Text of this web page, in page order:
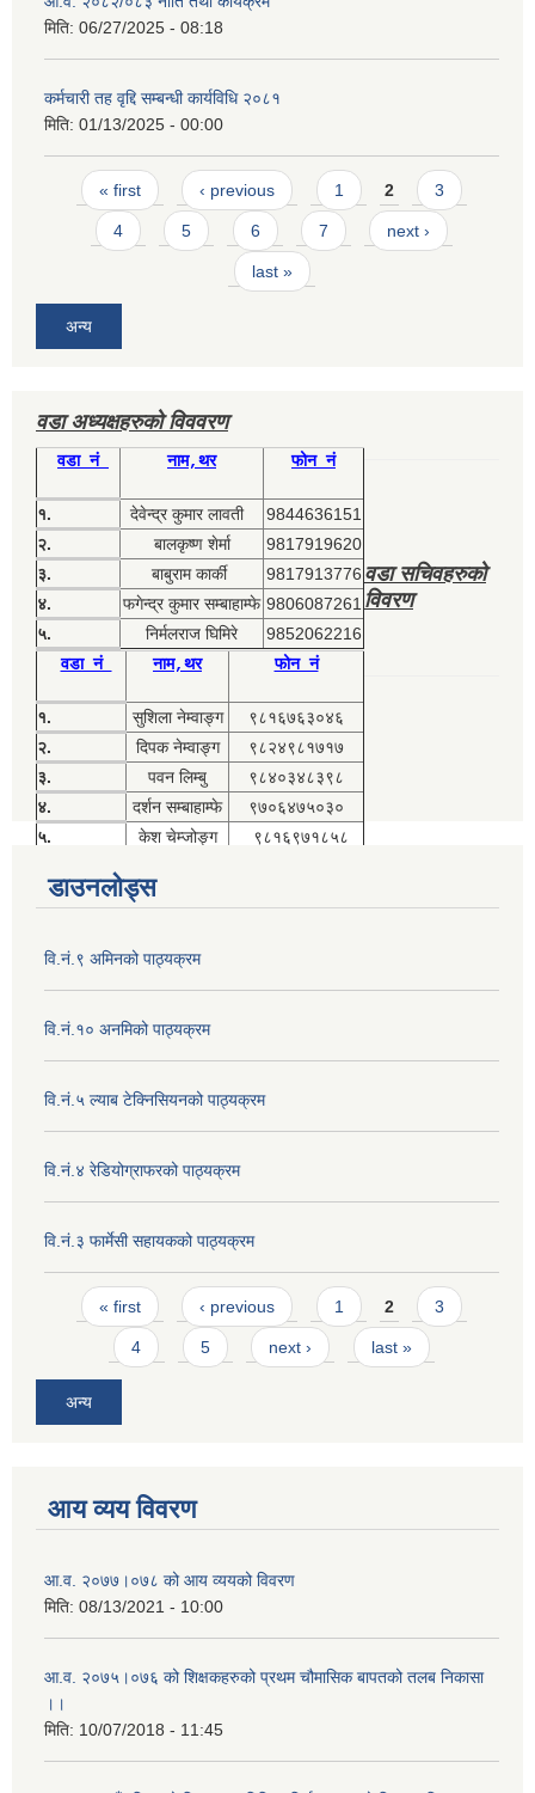
मिति: 06/27/2025 - 08:18
कर्मचारी तह वृद्दि सम्बन्धी कार्यविधि २०८१
मिति: 01/13/2025 - 00:00
Pages
« first ‹ previous 1 2 3
4 5 6 7 next ›
last »
अन्य
वडा अध्यक्षहरुको विववरण
वडा नं नाम,थर फोन नं
१. देवेन्द्र कुमार लावती
9844636151
२.
बालकृष्ण शेर्मा
9817919620
३.
बाबुराम कार्की
9817913776
४.
फगेन्द्र कुमार सम्बाहाम्फे 9806087261
५.
निर्मलराज घिमिरे 9852062216
वडा सचिवहरुको
विवरण
वडा नं नाम,थर फोन नं
१. सुशिला नेम्वाङ्ग
९८१६७६३०४६
२.
दिपक नेम्वाङ्ग
९८२४९८१७१७
३.
पवन लिम्बु
९८४०३४८३९८
४.
दर्शन सम्बाहाम्फे
९७०६४७५०३०
५.
केश चेम्जोङ्ग ९८१६९७१८५८
डाउनलोड्स
वि.नं.९ अमिनको पाठ्यक्रम
वि.नं.१० अनमिको पाठ्यक्रम
वि.नं.५ ल्याब टेक्निसियनको पाठ्यक्रम
वि.नं.४ रेडियोग्राफरको पाठ्यक्रम
वि.नं.३ फार्मेसी सहायकको पाठ्यक्रम
Pages
« first ‹ previous 1 2 3
4 5 next › last »
अन्य
आय व्यय विवरण
आ.व. २०७७।०७८ को आय व्ययको विवरण
मिति: 08/13/2021 - 10:00
आ.व. २०७५।०७६ को शिक्षकहरुको प्रथम चौमासिक बापतको तलब निकासा
।।
मिति: 10/07/2018 - 11:45